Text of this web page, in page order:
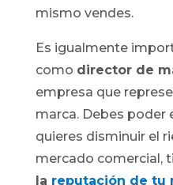
mismo vendes.
Es igualmente
como director de
empresa que
marca. Debes poder
quieres disminuir el
mercado comercial,
la reputación de tu